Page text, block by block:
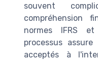
souvent
compréhension
normes IFRS
processus
acceptés à